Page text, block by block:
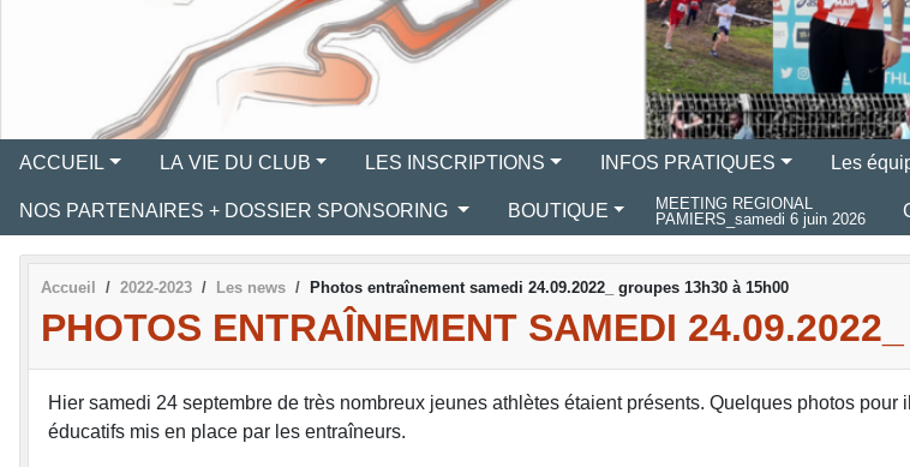
ACCUEIL LA VIE DU CLUB LES INSCRIPTIONS INFOS PRATIQUES Les
NOS PARTENAIRES + DOSSIER SPONSORING BOUTIQUE
MEETING REGIONAL
PAMIERS_samedi 6 juin 2026
Accueil 2022-2023 Les news Photos entraînement samedi 24.09.2022_ groupes 13h30 à 15h00
PHOTOS ENTRAÎNEMENT SAMEDI
Hier samedi 24 septembre de très nombreux jeunes athlètes étaient présents. Quelques photos pour
éducatifs mis en place par les entraîneurs.